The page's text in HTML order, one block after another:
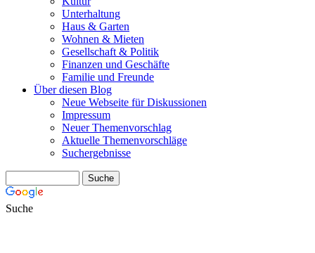
Unterhaltung
Haus & Garten
Wohnen & Mieten
Gesellschaft & Politik
Finanzen und Geschäfte
Familie und Freunde
Über diesen Blog
Neue Webseite für Diskussionen
Impressum
Neuer Themenvorschlag
Aktuelle Themenvorschläge
Suchergebnisse
Suche